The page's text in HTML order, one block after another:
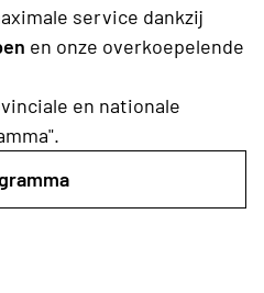
service dankzij
en onze overkoepelende
en nationale